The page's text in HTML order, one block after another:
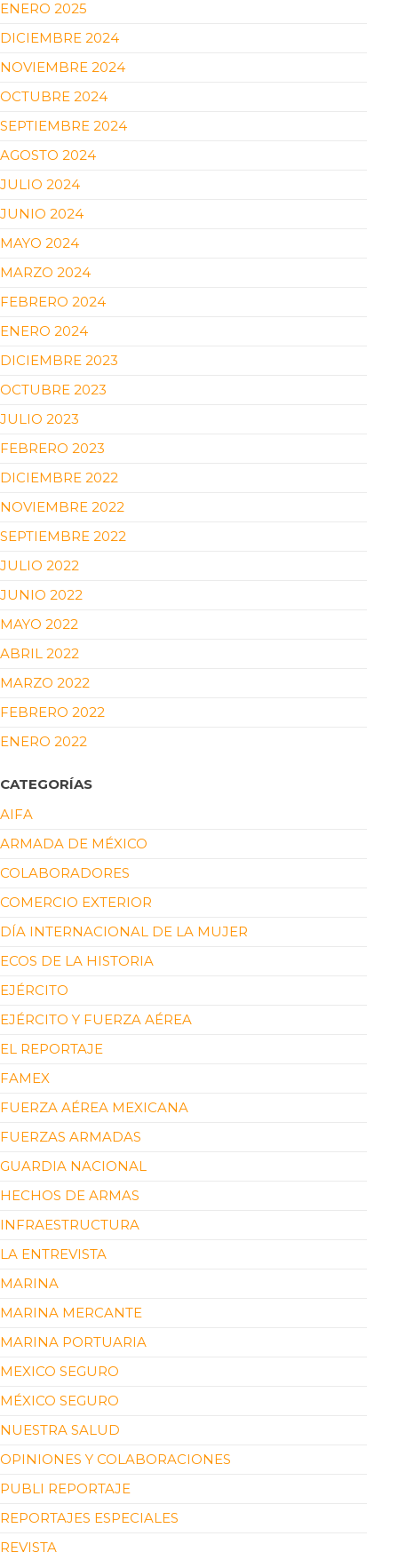
ENERO 2025
DICIEMBRE 2024
NOVIEMBRE 2024
OCTUBRE 2024
SEPTIEMBRE 2024
AGOSTO 2024
JULIO 2024
JUNIO 2024
MAYO 2024
MARZO 2024
FEBRERO 2024
ENERO 2024
DICIEMBRE 2023
OCTUBRE 2023
JULIO 2023
FEBRERO 2023
DICIEMBRE 2022
NOVIEMBRE 2022
SEPTIEMBRE 2022
JULIO 2022
JUNIO 2022
MAYO 2022
ABRIL 2022
MARZO 2022
FEBRERO 2022
ENERO 2022
CATEGORÍAS
AIFA
ARMADA DE MÉXICO
COLABORADORES
COMERCIO EXTERIOR
DÍA INTERNACIONAL DE LA MUJER
ECOS DE LA HISTORIA
EJÉRCITO
EJÉRCITO Y FUERZA AÉREA
EL REPORTAJE
FAMEX
FUERZA AÉREA MEXICANA
FUERZAS ARMADAS
GUARDIA NACIONAL
HECHOS DE ARMAS
INFRAESTRUCTURA
LA ENTREVISTA
MARINA
MARINA MERCANTE
MARINA PORTUARIA
MEXICO SEGURO
MÉXICO SEGURO
NUESTRA SALUD
OPINIONES Y COLABORACIONES
PUBLI REPORTAJE
REPORTAJES ESPECIALES
REVISTA